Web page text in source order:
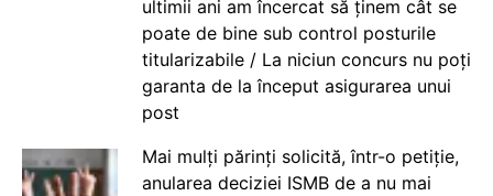
ultimii ani am încercat să ținem cât se
poate de bine sub control posturile
titularizabile / La niciun concurs nu poți
garanta de la început asigurarea unui
post
Mai mulți părinți solicită, într-o petiție,
anularea deciziei ISMB de a nu mai